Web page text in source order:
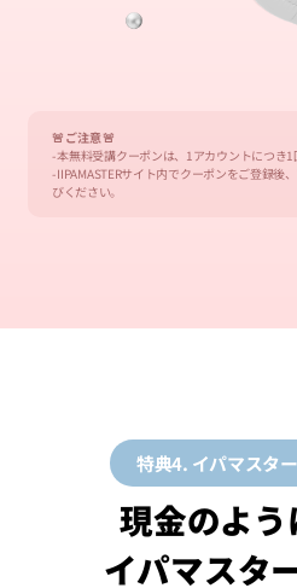
🚨 ご注意 🚨
- 本無料受講クーポンは、1アカウントにつき
- IIPAMASTERサイト内でクーポンをご登録後
びください。
特典4. イパマスタ
現金のよ
イパマスタ